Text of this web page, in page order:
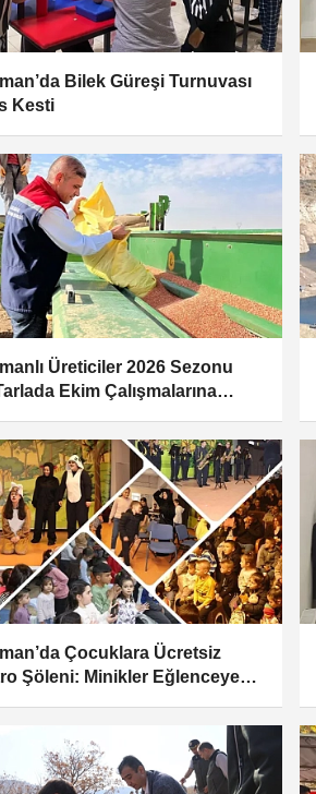
Bilek Güreşi Turnuvası
Kesti
Üreticiler 2026 Sezonu
Ekim Çalışmalarına
Çocuklara Ücretsiz
Şöleni: Minikler Eğlenceye